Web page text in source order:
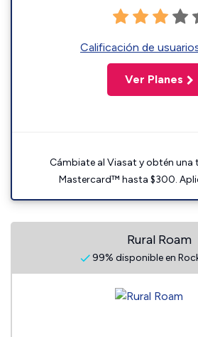
Calificación de
Ver Planes
Cámbiate al Viasat y obtén
Mastercard™ hasta $300.
Rural Roam
99% disponible en